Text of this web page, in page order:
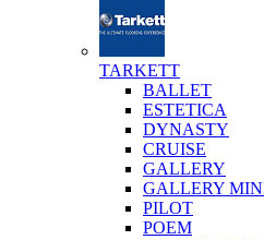
TARKETT
BALLET
ESTETICA
DYNASTY
CRUISE
GALLERY
GALLERY
PILOT
POEM